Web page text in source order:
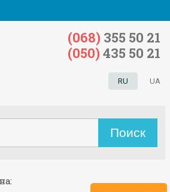
RU UA
(068) 355 50 21
(050) 435 50 21